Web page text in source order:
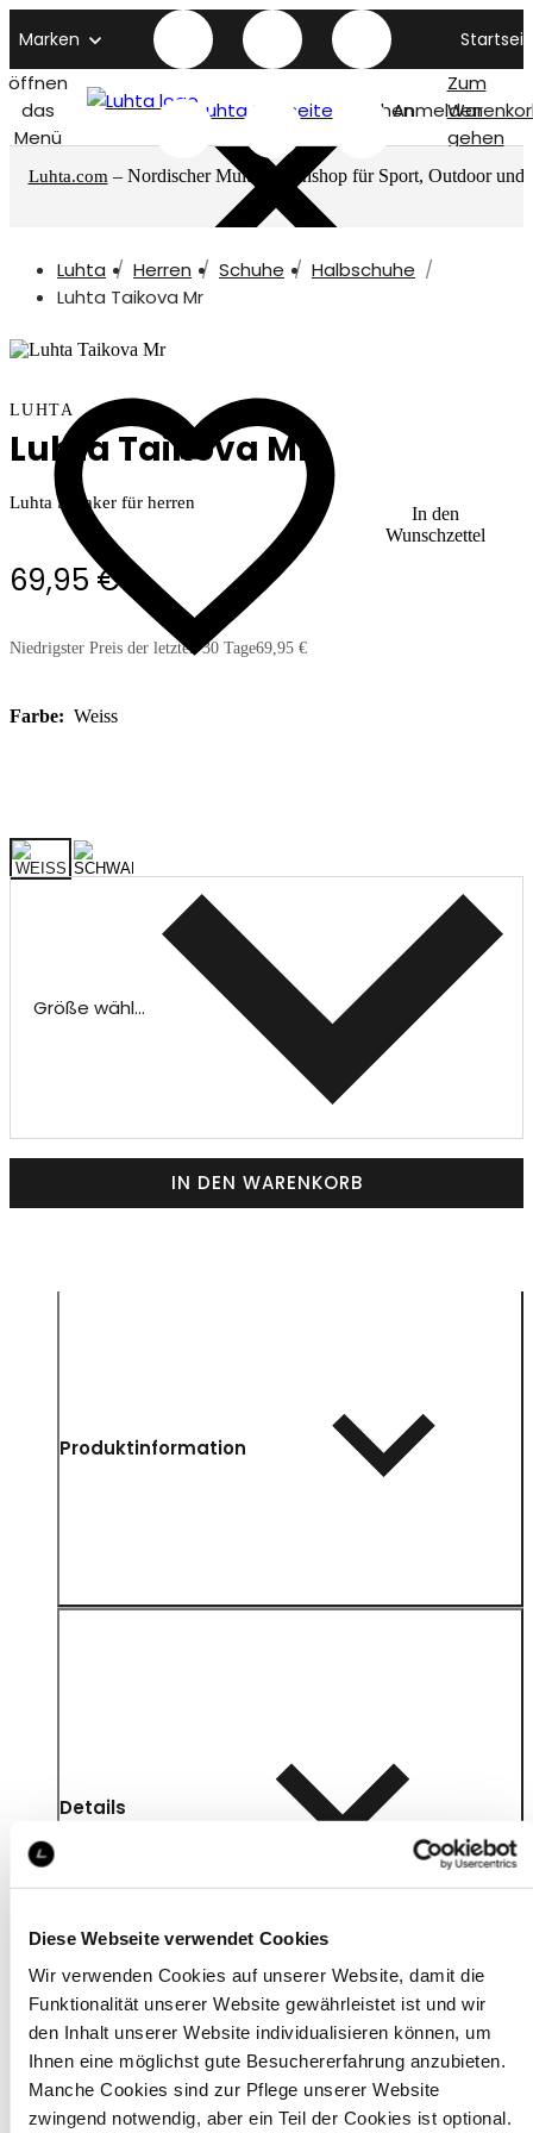
Diese Webseite verwendet Cookies
Wir verwenden Cookies auf unserer Website, damit die
Funktionalität unserer Website gewährleistet ist und wir
den Inhalt unserer Website individualisieren können, um
Ihnen eine möglichst gute Besuchererfahrung anzubieten.
Manche Cookies sind zur Pflege unserer Website
zwingend notwendig, aber ein Teil der Cookies ist optional.
Marken
öffnen
das
Menü
Luhta titelseite SuchenAnmelden
Zum
gehen
Luhta.com – Nordischer Multimarkenshop für Sport, Outdoor und
Luhta Herren Schuhe
Halbschuhe
Luhta Taikova Mr
In den
Wunschzettel
LUHTA
Luhta Taikova Mr
Luhta Sneaker für herren
69,95 €
Niedrigster Preis der letzten 30 Tage69,95 €
Farbe: Weiss
Größe wählen
IN DEN WARENKORB
Produktinformation
Details